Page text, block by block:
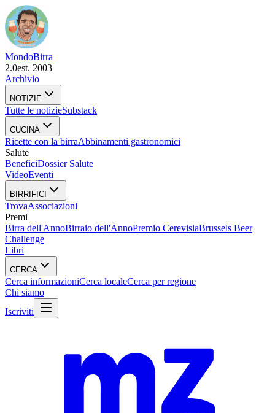
MondoBirra
2.0est. 2003
Archivio
NOTIZIE
Tutte le notizieSubstack
CUCINA
Ricette con la birraAbbinamenti gastronomici
Salute
BeneficiDossier Salute
VideoEventi
BIRRIFICI
TrovaAssociazioni
Premi
Birra dell'AnnoBirraio dell'AnnoPremio CerevisiaBrussels Beer
Challenge
Libri
CERCA
Cerca informazioniCerca localeCerca per regione
Chi siamo
Iscriviti